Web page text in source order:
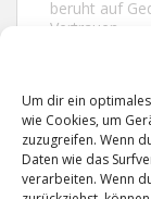
Um dir ein
wie Cookies, um
zuzugreifen. Wenn
Daten wie das
verarbeiten. Wenn
beruht auf
Vertrauen.
geschieht
Gridzu
sagt, was
und über den